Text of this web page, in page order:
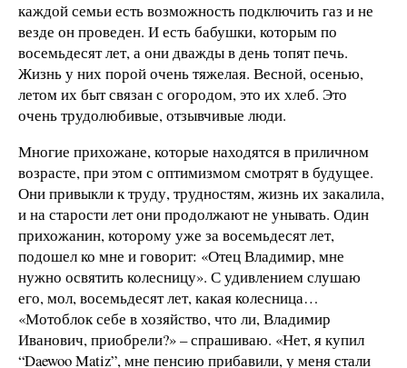
каждой семьи есть возможность подключить газ и не
везде он проведен. И есть бабушки, которым по
восемьдесят лет, а они дважды в день топят печь.
Жизнь у них порой очень тяжелая. Весной, осенью,
летом их быт связан с огородом, это их хлеб. Это
очень трудолюбивые, отзывчивые люди.
Многие прихожане, которые находятся в приличном
возрасте, при этом с оптимизмом смотрят в будущее.
Они привыкли к труду, трудностям, жизнь их закалила,
и на старости лет они продолжают не унывать. Один
прихожанин, которому уже за восемьдесят лет,
подошел ко мне и говорит: «Отец Владимир, мне
нужно освятить колесницу». С удивлением слушаю
его, мол, восемьдесят лет, какая колесница…
«Мотоблок себе в хозяйство, что ли, Владимир
Иванович, приобрели?» – спрашиваю. «Нет, я купил
“Daewoo Matiz”, мне пенсию прибавили, у меня стали